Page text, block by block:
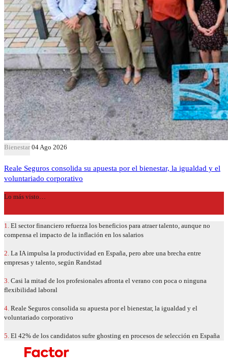
Bienestar 04 Ago 2026
Reale Seguros consolida su apuesta por el bienestar, la igualdad y el
voluntariado corporativo
Lo más visto…
1. El sector financiero refuerza los beneficios para atraer talento, aunque no
compensa el impacto de la inflación en los salarios
2. La IA impulsa la productividad en España, pero abre una brecha entre
empresas y talento, según Randstad
3. Casi la mitad de los profesionales afronta el verano con poca o ninguna
flexibilidad laboral
4. Reale Seguros consolida su apuesta por el bienestar, la igualdad y el
voluntariado corporativo
5. El 42% de los candidatos sufre ghosting en procesos de selección en España